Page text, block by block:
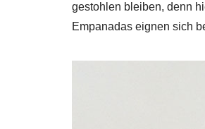
gestohlen bleiben, denn
Empanadas eignen sich